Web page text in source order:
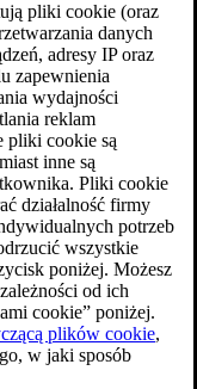
pliki cookie (oraz
danych
adresy IP oraz
zapewnienia
wydajności
reklam
pliki cookie są
inne są
Pliki cookie
działalność firmy
potrzeb
wszystkie
poniżej. Możesz
od ich
cookie” poniżej.
plików cookie,
w jaki sposób